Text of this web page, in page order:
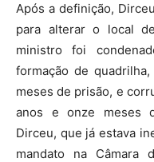
Após a definição,
para alterar o local
ministro foi
formação de
meses de prisão, e
anos e onze meses
Dirceu, que já estava
mandato na Câmara